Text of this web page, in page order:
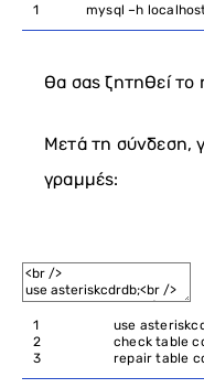
1 mysql –h
Θα σας ζητηθεί
Μετά τη σύνδεση,
γραμμές:
1
2
3
use
checktable
repairtable